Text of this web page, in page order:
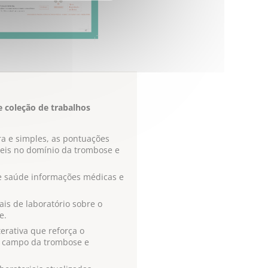
coleção de trabalhos
e simples, as pontuações
no domínio da trombose e
informações médicas e
de laboratório sobre o
que reforça o
da trombose e